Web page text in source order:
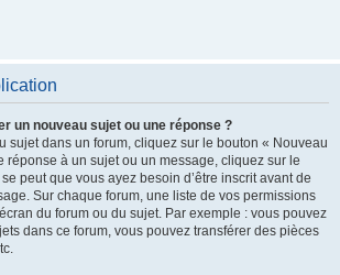
un nouveau sujet ou une réponse ?
sujet dans un forum, cliquez sur le bouton « Nouveau
réponse à un sujet ou un message, cliquez sur le
peut que vous ayez besoin d’être inscrit avant de
Sur chaque forum, une liste de vos permissions
du forum ou du sujet. Par exemple : vous pouvez
dans ce forum, vous pouvez transférer des pièces